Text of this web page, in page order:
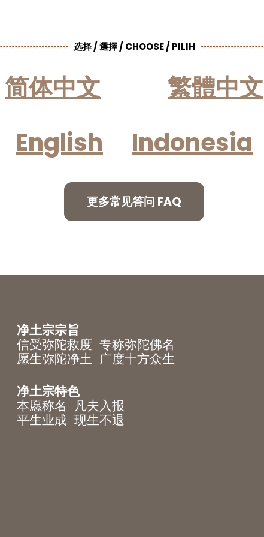
选择 / 選擇 / CHOOSE / PILIH
简体中文
繁體中文
English
Indonesia
更多常见答问 FAQ
净土宗宗旨
信受弥陀救度 专称弥陀佛名
愿生弥陀净土 广度十方众生
净土宗特色
本愿称名 凡夫入报
平生业成 现生不退